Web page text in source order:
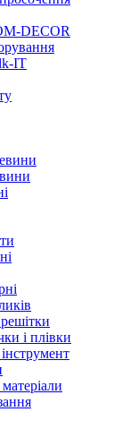
DECOR
IT
і плівки